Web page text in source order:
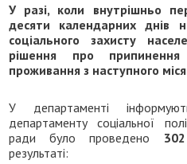
У разі, коли внутрішньо
десяти календарних днів
соціального захисту
рішення про
проживання з наступного
У департаменті
департаменту соціальної
ради було проведено
результаті: